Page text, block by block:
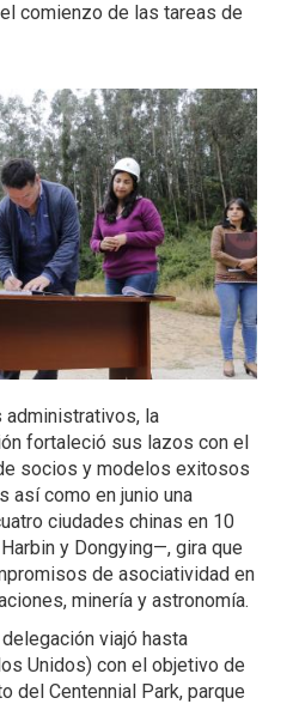
comienzo de las tareas de
administrativos, la
fortaleció sus lazos con el
socios y modelos exitosos
así como en junio una
ciudades chinas en 10
y Dongying—, gira que
de asociatividad en
minería y astronomía.
viajó hasta
Unidos) con el objetivo de
del Centennial Park, parque